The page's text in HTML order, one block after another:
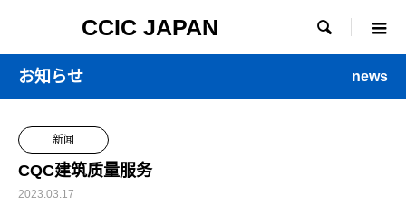
CCIC JAPAN 
お知らせ news
新闻
CQC建筑质量服务
2023.03.17